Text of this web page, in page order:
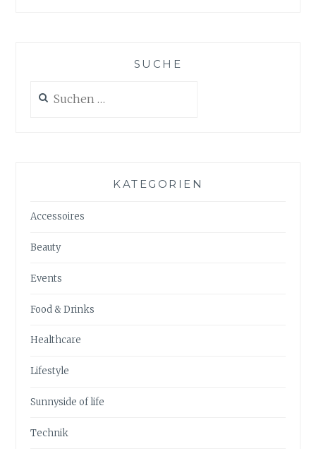
SUCHE
nach:
KATEGORIEN
Accessoires
Beauty
Events
Food & Drinks
Healthcare
Lifestyle
Sunnyside of life
Technik